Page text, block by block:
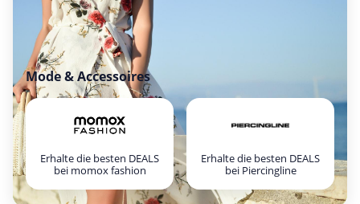
Mode & Accessoires
Erhalte die besten DEALS
bei momox fashion
Erhalte die besten DEALS
bei Piercingline